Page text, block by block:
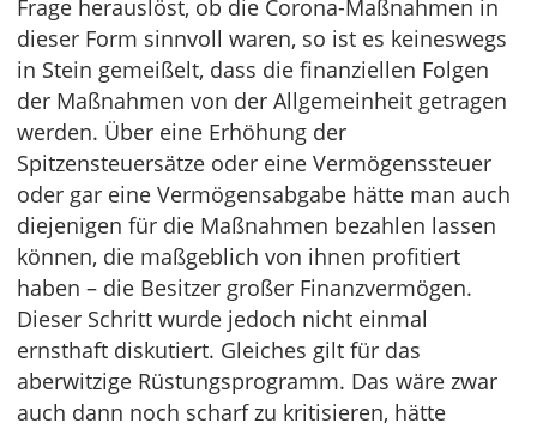
Frage herauslöst, ob die Corona-Maßnahmen in
dieser Form sinnvoll waren, so ist es keineswegs
in Stein gemeißelt, dass die finanziellen Folgen
der Maßnahmen von der Allgemeinheit getragen
werden. Über eine Erhöhung der
Spitzensteuersätze oder eine Vermögenssteuer
oder gar eine Vermögensabgabe hätte man auch
diejenigen für die Maßnahmen bezahlen lassen
können, die maßgeblich von ihnen profitiert
haben – die Besitzer großer Finanzvermögen.
Dieser Schritt wurde jedoch nicht einmal
ernsthaft diskutiert. Gleiches gilt für das
aberwitzige Rüstungsprogramm. Das wäre zwar
auch dann noch scharf zu kritisieren, hätte